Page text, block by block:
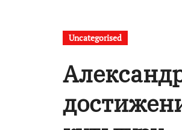
Uncategorised